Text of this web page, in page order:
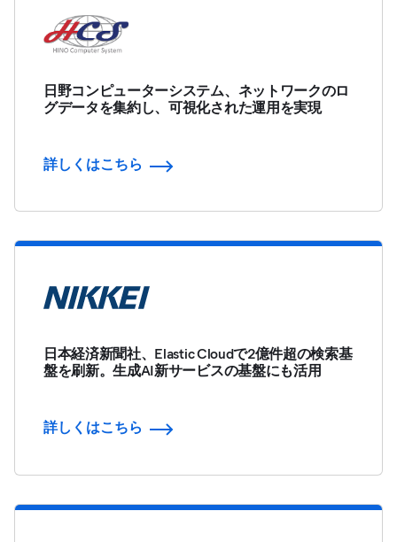
日野コンピューターシステム、ネットワークのロ
グデータを集約し、可視化された運用を実現
詳しくはこちら
日本経済新聞社、Elastic Cloudで2億件超の検索基
盤を刷新。生成AI新サービスの基盤にも活用
詳しくはこちら